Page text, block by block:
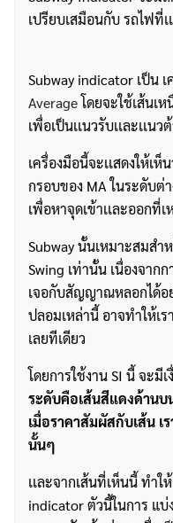
เปรียบเสมือนกับ รถไฟที่เ
Subway indicator เป็น
Averageโดยจะใช้เส้นเ
เพื่อเป็นเเนวรับเเละเเนว
เครื่องมือนี้จะเเสดงให้เห็
กรอบของ MA ในระดับต่
เพื่อหาจุดเข้าเเละออกที่
Subway นั้นเหมาะสมสำ
Swing เท่านั้น เนื่องจาก
เจอกับสัญญาณหลอกได้อ
ปลอมเหล่านี้ อาจทำให้เร
เลยทีเดียว
โดยการใช้งาน SI นี้ จะมี
ระดับคือเส้นสีแดงด้านบ
เมื่อราคาสัมผัสกับเส้น เ
นั้นๆ
เเละจากเส้นที่เห็นนี้ ทำใ
indicator ตัวนี้ในการ แบ่